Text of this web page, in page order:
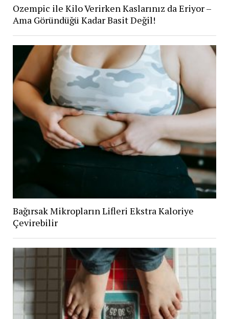
Ozempic ile Kilo Verirken Kaslarınız da Eriyor –
Ama Göründüğü Kadar Basit Değil!
Bağırsak Mikropların Lifleri Ekstra Kaloriye
Çevirebilir